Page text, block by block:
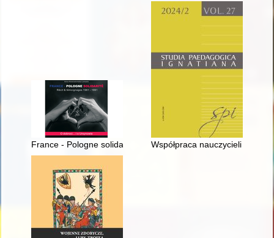
France - Pologne solidarité : récit & témoignages 1981-1991 :
Współpraca nauczycieli z